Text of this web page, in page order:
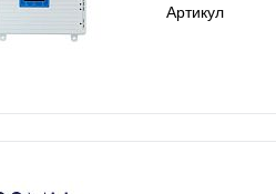
Артикул